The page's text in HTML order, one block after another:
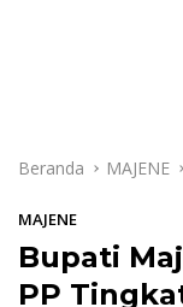
Beranda MAJENE
MAJENE
Bupati
PP